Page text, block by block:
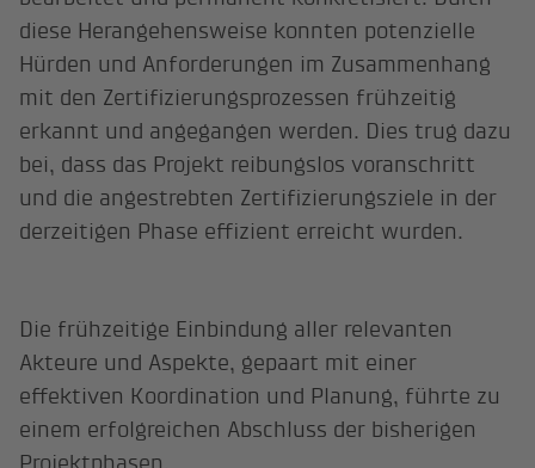
diese Herangehensweise konnten potenzielle
Hürden und Anforderungen im Zusammenhang
mit den Zertifizierungsprozessen frühzeitig
erkannt und angegangen werden. Dies trug dazu
bei, dass das Projekt reibungslos voranschritt
und die angestrebten Zertifizierungsziele in der
derzeitigen Phase effizient erreicht wurden.
Die frühzeitige Einbindung aller relevanten
Akteure und Aspekte, gepaart mit einer
effektiven Koordination und Planung, führte zu
einem erfolgreichen Abschluss der bisherigen